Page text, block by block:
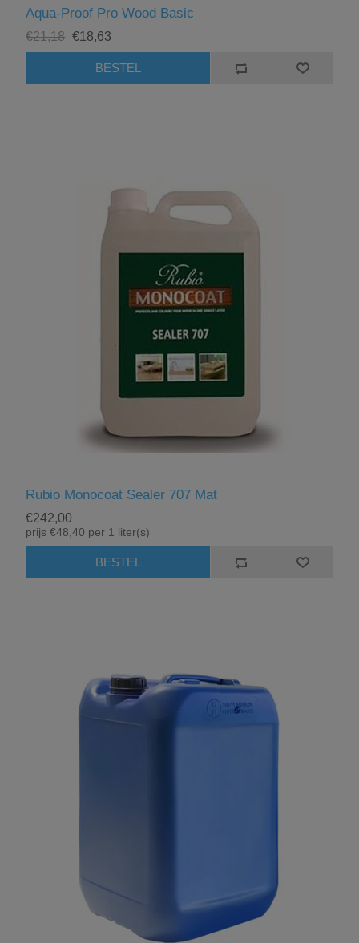
Aqua-Proof Pro Wood Basic
€21,18 €18,63
Rubio Monocoat Sealer 707 Mat
€242,00
prijs €48,40 per 1 liter(s)